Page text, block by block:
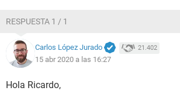
RESPUESTA 1 / 1
Carlos López Jurado 21.402
15 abr 2020 a las 16:27
Hola Ricardo,